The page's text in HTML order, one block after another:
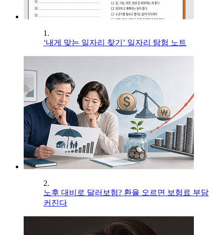
1.
‘내게 맞는 일자리 찾기’ 일자리 탐험 노트
2.
노후 대비로 달러보험? 환율 오르면 보험료 부담
커진다